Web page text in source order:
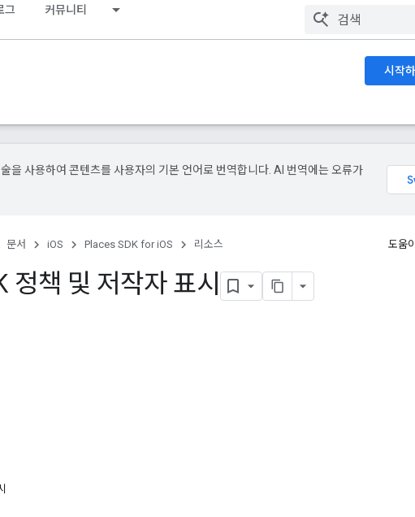
그 커뮤니티
시작
을 사용하여 콘텐츠를 사용자의 기본 언어로 번역합니다. AI 번역에는 오류가
문서 iOS Places SDK for iOS 리소스 도움
정책 및 저작자 표시